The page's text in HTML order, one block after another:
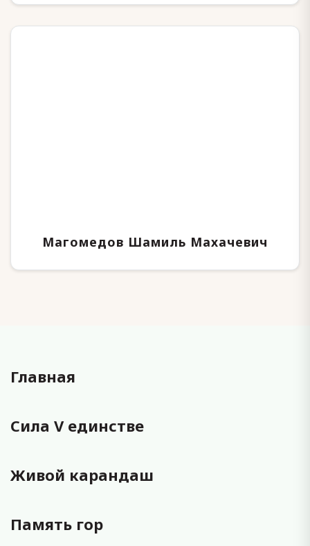
Магомедов Шамиль Махачевич
Главная
Сила V единстве
Живой карандаш
Память гор